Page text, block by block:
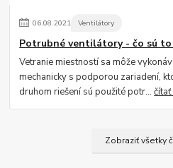
06.08.2021 Ventilátory
Potrubné ventilátory - čo sú to
Vetranie miestností sa môže
mechanicky s podporou zariadení,
druhom riešení sú použité potr...
Zobraziť všetky